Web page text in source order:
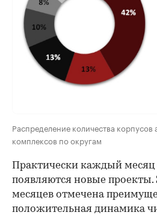
Распределение количества корпусов
комплексов по округам
Практически каждый
появляются новые проекты.
месяцев отмечена
положительная динамика